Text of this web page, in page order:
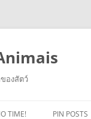
องสัตว์
TIME! PIN POSTS